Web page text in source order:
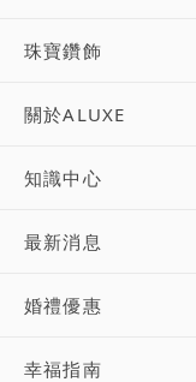
珠寶鑽飾
關於ALUXE
知識中心
最新消息
婚禮優惠
幸福指南